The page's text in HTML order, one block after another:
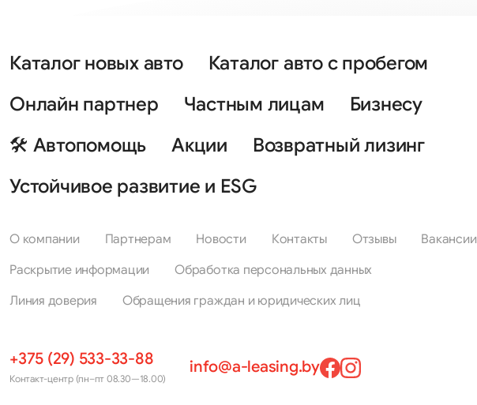
Каталог новых авто
Каталог авто с пробегом
Онлайн партнер
Частным лицам
Бизнесу
🛠 Автопомощь
Акции
Возвратный лизинг
Устойчивое развитие и ESG
О компании Партнерам Новости Контакты Отзывы
Вакансии
Раскрытие информации
Обработка персональных данных
Линия доверия
Обращения граждан и юридических лиц
+375 (29) 533-33-88
Контакт-центр (пн–пт 08.30—18.00)
info@a-leasing.by